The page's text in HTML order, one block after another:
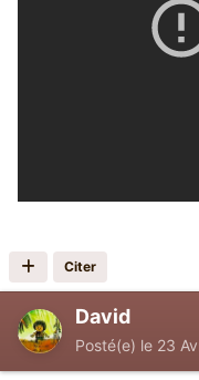
Citer
David
Posté(e) le 23